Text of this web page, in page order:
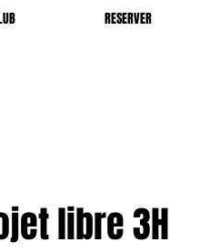
RESERVER
libre 3H